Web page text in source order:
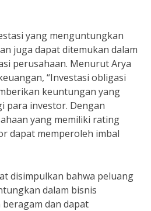
yang menguntungkan
juga dapat ditemukan dalam
perusahaan. Menurut Arya
“Investasi obligasi
keuntungan yang
para investor. Dengan
yang memiliki rating
dapat memperoleh imbal
disimpulkan bahwa peluang
dalam bisnis
dan dapat